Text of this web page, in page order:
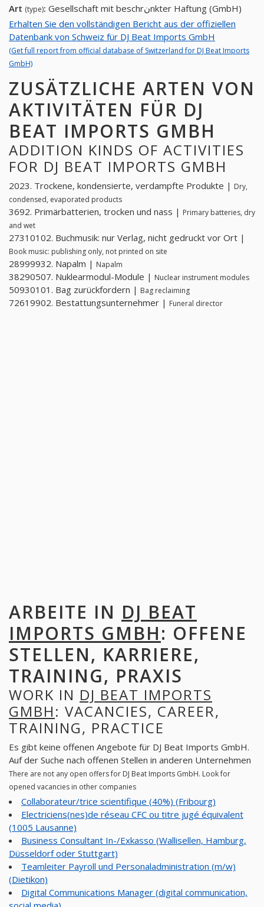
Art (type):
Gesellschaft mit beschrنnkter Haftung (GmbH)
Erhalten Sie den vollständigen Bericht aus der offiziellen
Datenbank von Schweiz für DJ Beat Imports GmbH
(Get full report from official database of Switzerland for DJ Beat Imports
GmbH)
ZUSÄTZLICHE ARTEN VON
AKTIVITÄTEN FÜR DJ
BEAT IMPORTS GMBH
ADDITION KINDS OF ACTIVITIES
FOR DJ BEAT IMPORTS GMBH
2023. Trockene, kondensierte, verdampfte Produkte | Dry,
condensed, evaporated products
3692. Primärbatterien, trocken und nass | Primary batteries, dry
and wet
27310102. Buchmusik: nur Verlag, nicht gedruckt vor Ort |
Book music: publishing only, not printed on site
28999932. Napalm | Napalm
38290507. Nuklearmodul-Module | Nuclear instrument modules
50930101. Bag zurückfordern | Bag reclaiming
72619902. Bestattungsunternehmer | Funeral director
ARBEITE IN DJ BEAT
IMPORTS GMBH: OFFENE
STELLEN, KARRIERE,
TRAINING, PRAXIS
WORK IN DJ BEAT IMPORTS
GMBH: VACANCIES, CAREER,
TRAINING, PRACTICE
Es gibt keine offenen Angebote für DJ Beat Imports GmbH.
Auf der Suche nach offenen Stellen in anderen Unternehmen
There are not any open offers for DJ Beat Imports GmbH. Look for
opened vacancies in other companies
Collaborateur/trice scientifique (40%) (Fribourg)
Electriciens(nes)de réseau CFC ou titre jugé équivalent
(1005 Lausanne)
Business Consultant In-/Exkasso (Wallisellen, Hamburg,
Düsseldorf oder Stuttgart)
Teamleiter Payroll und Personaladministration (m/w)
(Dietikon)
Digital Communications Manager (digital communication,